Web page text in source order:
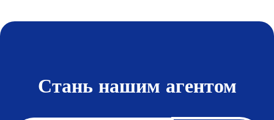
Стань нашим агентом